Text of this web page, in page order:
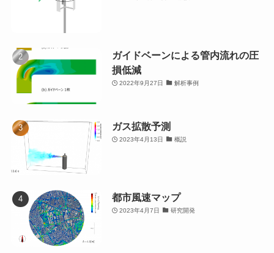
ガイドベーンによる管内流れの圧
損低減
2022年9月27日 解析事例
ガス拡散予測
2023年4月13日 概説
都市風速マップ
2023年4月7日 研究開発